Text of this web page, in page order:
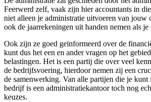
Feerwerd zelf, vaak zijn hier accountants in
niet alleen je administratie uitvoeren van jouw
ook de jaarrekeningen uit handen nemen als
Ook zijn ze goed geïnformeerd over de
kunt dus het een en ander vragen op het
belastingen. Het is een partij die over veel
de bedrijfsvoering, hierdoor nemen zij een
de samenwerking. Van alle partijen die je kunt
bedrijf is een administratiekantoor toch nog
keuzes.